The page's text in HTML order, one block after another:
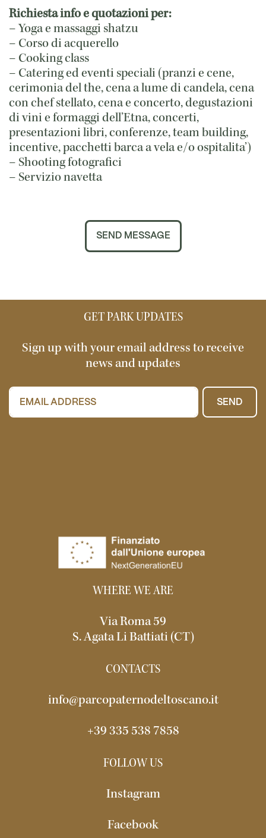
Richiesta info e quotazioni per:
– Yoga e massaggi shatzu
– Corso di acquerello
– Cooking class
– Catering ed eventi speciali (pranzi e cene,
cerimonia del the, cena a lume di candela, cena
con chef stellato, cena e concerto, degustazioni
di vini e formaggi dell’Etna, concerti,
presentazioni libri, conferenze, team building,
incentive, pacchetti barca a vela e/o ospitalita’)
– Shooting fotografici
– Servizio navetta
SEND MESSAGE
GET PARK UPDATES
Sign up with your email address to receive
news and updates
SEND
WHERE WE ARE
Via Roma 59
S. Agata Li Battiati (CT)
CONTACTS
info@parcopaternodeltoscano.it
+39 335 538 7858
FOLLOW US
Instagram
Facebook